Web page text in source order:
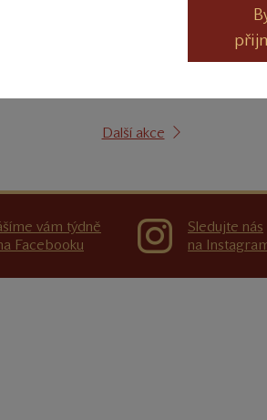
Další akce
vám týdně
Facebooku
Sledujte nás
na